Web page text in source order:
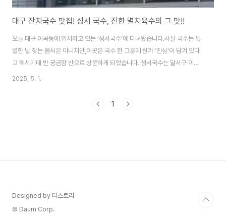
대구 잔치국수 맛집! 성서 국수, 진한 멸치육수의 그 맛!!
오늘 대구 이곡동에 위치하고 있는 ‘성서국수’에 다녀왔습니다.사실 국수는 특
별한 날 찾는 음식은 아니지만,이곳은 국수 한 그릇에 뭔가 ‘진심’이 담겨 있다
고 해서기대 반 궁금함 반으로 방문하게 되었습니다. 성서국수는 달서구 이곡
동 주택가 한가운데에 위치해 있었습니다.주변에 별다른 주차 공간이 없어 약
방문할 수 있었습니다. 오늘 근로자의 날이기도 하고 점심시간 조금 전에 방문
2025. 5. 1.
1
Designed by 티스토리
© Daum Corp.